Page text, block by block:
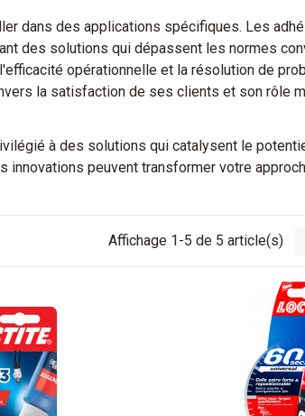
dans des applications spécifiques. Les
des solutions qui dépassent les normes
opérationnelle et la résolution de
la satisfaction de ses clients et son rôle
à des solutions qui catalysent le
peuvent transformer votre
Affichage 1-5 de 5 article(s)